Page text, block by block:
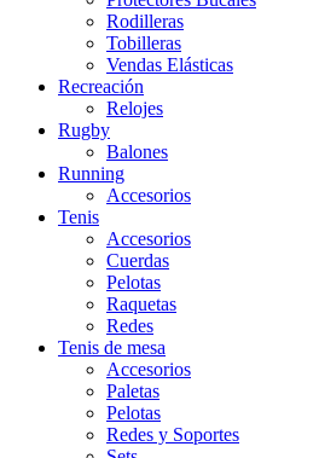
Rodilleras
Tobilleras
Vendas Elásticas
Recreación
Relojes
Rugby
Balones
Running
Accesorios
Tenis
Accesorios
Cuerdas
Pelotas
Raquetas
Redes
Tenis de mesa
Accesorios
Paletas
Pelotas
Redes y Soportes